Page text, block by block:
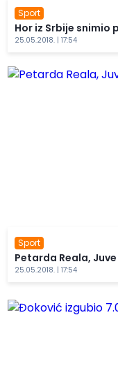
Sport
Hor iz Srbije snimio
25.05.2018. | 17:54
Sport
Petarda Reala,
25.05.2018. | 17:54